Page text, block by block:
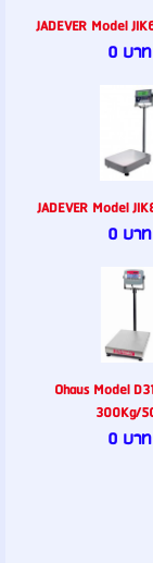
JADEVER Model
0 บาท
JADEVER Model
0 บาท
Ohaus Model
300Kg/
0 บาท